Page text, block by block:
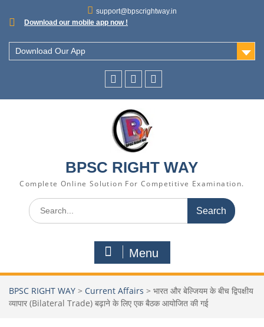
support@bpscrightway.in
Download our mobile app now !
Download Our App
BPSC RIGHT WAY
Complete Online Solution For Competitive Examination.
Menu
BPSC RIGHT WAY > Current Affairs > भारत और बेल्जियम के बीच द्विपक्षीय
व्यापार (Bilateral Trade) बढ़ाने के लिए एक बैठक आयोजित की गई